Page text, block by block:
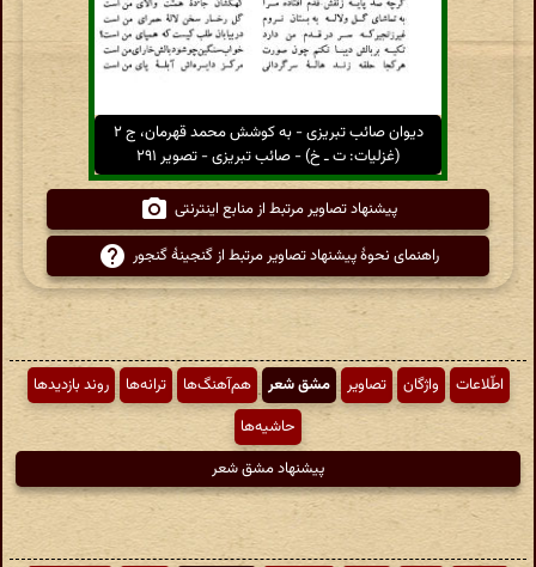
دیوان صائب تبریزی - به کوشش محمد قهرمان، ج ۲
(غزلیات: ت ـ خ) - صائب تبریزی - تصویر ۲۹۱
پیشنهاد تصاویر مرتبط از منابع اینترنتی
راهنمای نحوهٔ پیشنهاد تصاویر مرتبط از گنجینهٔ گنجور
اطّلاعات واژگان تصاویر مشق شعر هم‌آهنگ‌ها ترانه‌ها
روند بازدیدها
حاشیه‌ها
پیشنهاد مشق شعر